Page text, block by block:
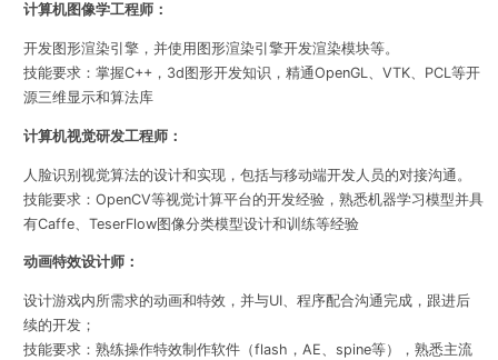
计算机图像学工程师：
开发图形渲染引擎，并使用图形渲染引擎开发渲染模块等。
技能要求： 掌握C++，3d图形开发知识，精通OpenGL、VTK、PCL等开
源三维显示和算法库
计算机视觉研发工程师：
人脸识别视觉算法的设计和实现，包括与移动端开发人员的对接沟通。
技能要求： OpenCV等视觉计算平台的开发经验，熟悉机器学习模型并具
有Caffe、TeserFlow图像分类模型设计和训练等经验
动画特效设计师：
设计游戏内所需求的动画和特效，并与UI、程序配合沟通完成，跟进后
续的开发；
技能要求： 熟练操作特效制作软件（flash，AE、spine等），熟悉主流